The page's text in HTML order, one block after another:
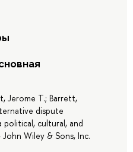
Jerome T.; Barrett,
dispute
cultural, and
Wiley & Sons, Inc.